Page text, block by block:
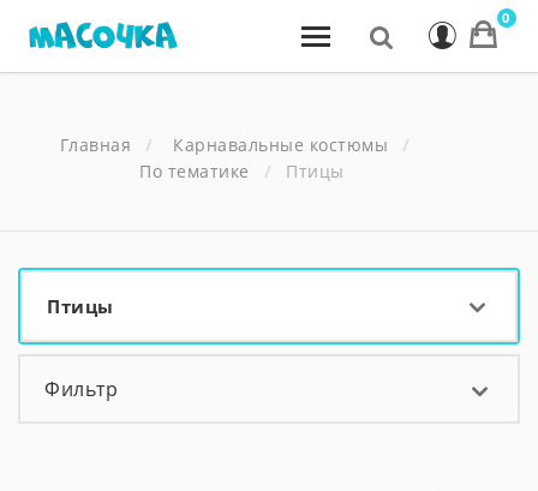
0
Главная
Карнавальные костюмы
По тематике
Птицы
Птицы
Фильтр